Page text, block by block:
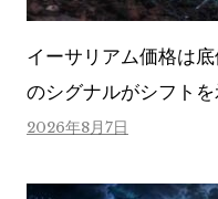
イーサリアム価格は
のシグナルがシフト
2026年8月7日